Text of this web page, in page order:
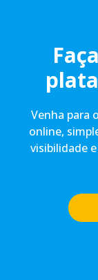
Venha para
online,
visibilidade